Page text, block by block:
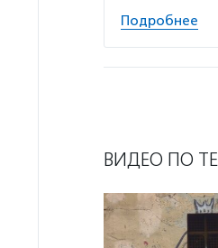
Подробнее
ВИДЕО ПО